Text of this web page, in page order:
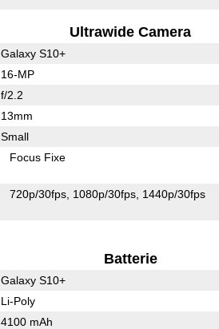
Ultrawide Camera
Galaxy S10+
16-MP
f/2.2
13mm
Small
Focus Fixe
720p/30fps 1080p/30fps 1440p/30fps
Batterie
Galaxy S10+
Li-Poly
4100 mAh